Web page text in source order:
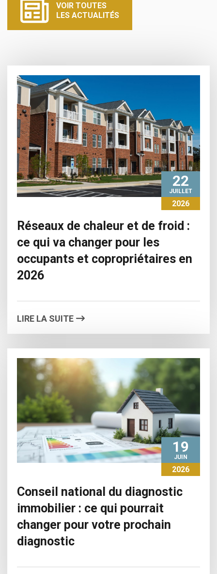
VOIR TOUTES
LES ACTUALITÉS
22
JUILLET
2026
Réseaux de chaleur et de froid :
ce qui va changer pour les
occupants et copropriétaires en
2026
LIRE LA SUITE
19
JUIN
2026
Conseil national du diagnostic
immobilier : ce qui pourrait
changer pour votre prochain
diagnostic